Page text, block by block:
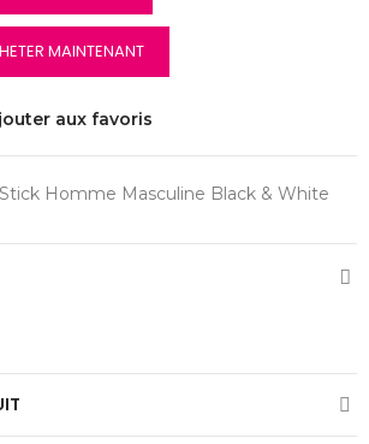
MAINTENANT
aux favoris
Homme Masculine Black & White